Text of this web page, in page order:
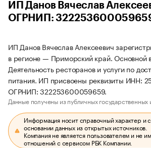
ИП Данов Вячеслав
ОГРНИП:
ИП Данов Вячеслав Алексеевич
в регионе — Приморский край. Основной
Деятельность ресторанов и услуги по
питания. ИП присвоены реквизиты ИНН:
ОГРНИП: 322253600059659.
Данные получены из публичных государственных
Информация носит справочный характер и
основании данных из открытых источников.
Компания не является пользователем и не
отношений с сервисом РБК Компании.